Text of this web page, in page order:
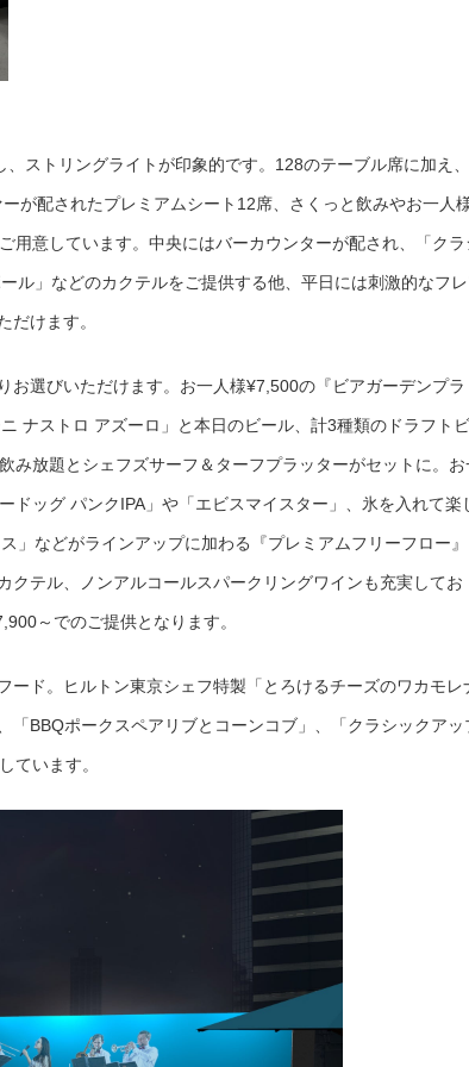
ストリングライトが印象的です。128のテーブル席に加え
が配されたプレミアムシート12席、さくっと飲みやお一人
用意しています。中央にはバーカウンターが配され、「クラ
ル」などのカクテルをご提供する他、平日には刺激的なフ
だけます。
お選びいただけます。お一人様¥7,500の『ビアガーデンプラ
ナストロ アズーロ」と本日のビール、計3種類のドラフトビ
み放題とシェフズサーフ＆ターフプラッターがセットに。お
ドッグ パンクIPA」や「エビスマイスター」、氷を入れて楽
」などがラインアップに加わる『プレミアムフリーフロー』
クテル、ノンアルコールスパークリングワインも充実してお
～でのご提供となります。
ード。ヒルトン東京シェフ特製「とろけるチーズのワカモレ
「BBQポークスペアリブとコーンコブ」、「クラシックアッ
ています。